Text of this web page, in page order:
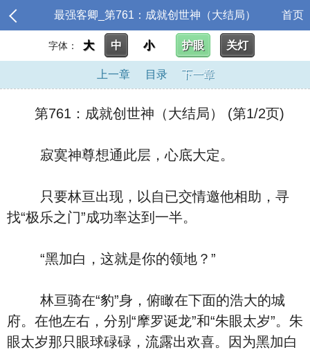
最强客卿_第761：成就创世神（大结局） 首页
字体： 大 中 小 护眼 关灯
上一章 目录 下一章
第761：成就创世神（大结局） (第1/2页)
寂寞神尊想通此层，心底大定。
只要林亘出现，以自已交情邀他相助，寻
找“极乐之门”成功率达到一半。
“黑加白，这就是你的领地？”
林亘骑在“豹”身，俯瞰在下面的浩大的城
府。在他左右，分别“摩罗诞龙”和“朱眼太岁”。朱
眼太岁那只眼球碌碌，流露出欢喜。因为黑加白